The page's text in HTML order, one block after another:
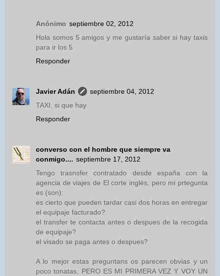
Anónimo septiembre 02, 2012
Hola somos 5 amigos y me gustaría saber si hay taxis
para ir los 5
Responder
Javier Adán
septiembre 04, 2012
TAXI. si que hay
Responder
converso con el hombre que siempre va
conmigo.... septiembre 17, 2012
Tengo trasnsfer contratado desde españa con la
agencia de viajes de El corte inglés, pero mi prtegunta
es (son):
es cierto que pueden tardar casi dos horas en entregar
el equipaje facturado?
el transfer te contacta antes o despues de la recogida
de equipaje?
el visado se paga antes o despues?
A lo mejor estas preguntans os parecen obvias y un
poco tonatas, PERO ES MI PRIMERA VEZ Y VOY UN